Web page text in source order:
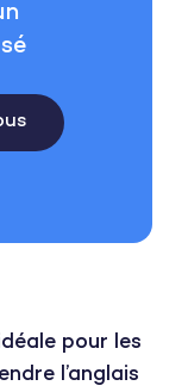
pour les
l’anglais